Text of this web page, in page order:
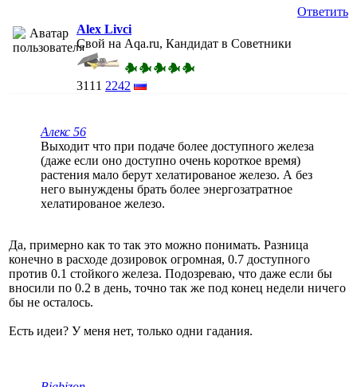
Ответить
Alex Livci
Свой на Aqa.ru, Кандидат в Советники
3111 2242
Алекс 56
Выходит что при подаче более доступного железа
(даже если оно доступно очень короткое время)
растения мало берут хелатированое железо. А без
него вынуждены брать более энергозатратное
хелатированое железо.
Да, примерно как то так это можно понимать. Разница
конечно в расходе дозировок огромная, 0.7 доступного
против 0.1 стойкого железа. Подозреваю, что даже если бы
вносили по 0.2 в день, точно так же под конец недели ничего
бы не осталось.
Есть идеи? У меня нет, только одни гадания.